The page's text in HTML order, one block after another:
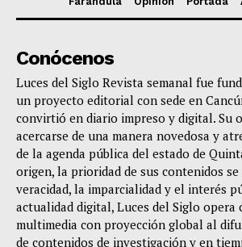
Conócenos
Luces del Siglo Revista semanal fue
un proyecto editorial con sede en
convirtió en diario impreso y digital. Su
acercarse de una manera novedosa y
de la agenda pública del estado de
origen, la prioridad de sus contenidos se
veracidad, la imparcialidad y el interés
actualidad digital, Luces del Siglo opera
multimedia con proyección global al
de contenidos de investigación y en